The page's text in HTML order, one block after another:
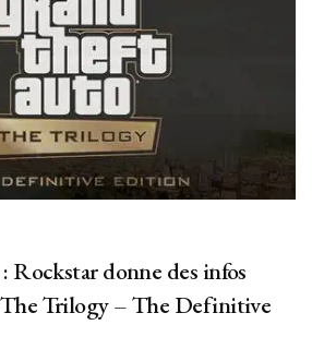
Rockstar donne des infos
Trilogy – The Definitive